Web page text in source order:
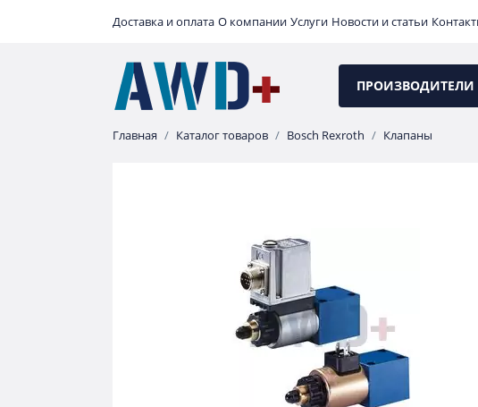
Доставка и оплата О компании Услуги Новости и статьи
Главная Каталог товаров Bosch Rexroth Клапаны